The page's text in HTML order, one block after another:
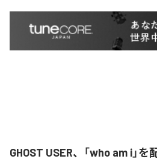
GHOST USER、「who am i」を